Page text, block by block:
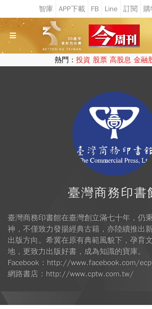
熱門： 投資 股票 高股息 金融
臺灣商務印書
臺灣商務印書館在臺灣創立滿七十年，仍
神，不僅致力發揚經典古籍，亦陸續推出
出版方向。希冀在原有典範風貌下，孕育
地，更致力出版好書，成為知識的寶庫。
Facebook：http://www.facebook.com/
網路書店：http://www.cptw.com.tw/